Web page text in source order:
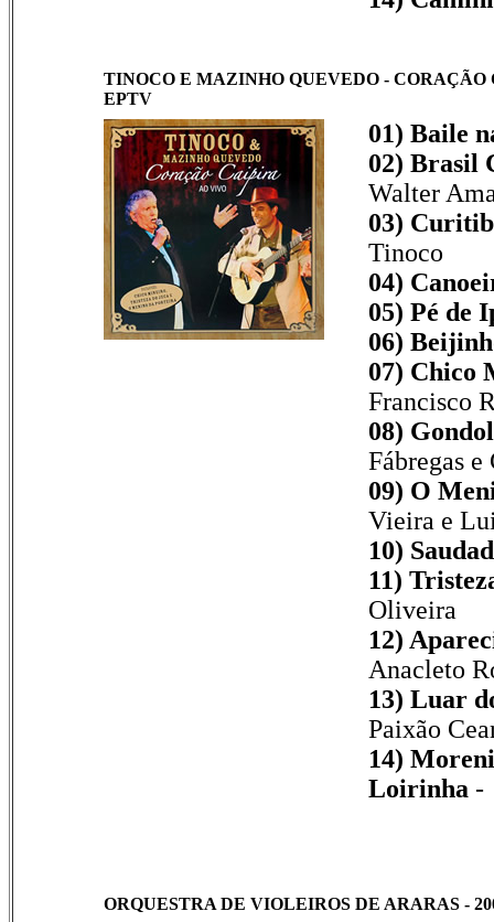
TINOCO E MAZINHO QUEVEDO - CORAÇÃO
EPTV
01) Baile
02) Brasil
Walter
03)
Tinoco
04)
05) Pé de
06)
07) Chico
Francisco
08)
Fábregas
09) O
Vieira e
10)
11)
Oliveira
12)
Anacleto
13) Luar
Paixão
14)
Loirinha -
ORQUESTRA DE VIOLEIROS DE ARARAS -